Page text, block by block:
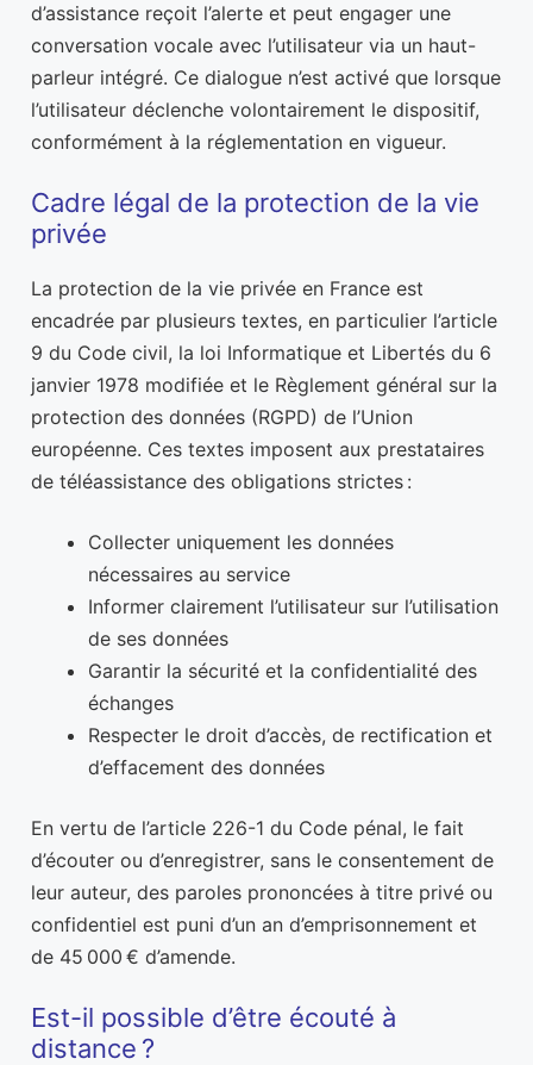
d’assistance reçoit l’alerte et peut engager une
conversation vocale avec l’utilisateur via un haut-
parleur intégré. Ce dialogue n’est activé que lorsque
l’utilisateur déclenche volontairement le dispositif,
conformément à la réglementation en vigueur.
Cadre légal de la protection de la vie
privée
La protection de la vie privée en France est
encadrée par plusieurs textes, en particulier l’article
9 du Code civil, la loi Informatique et Libertés du 6
janvier 1978 modifiée et le Règlement général sur la
protection des données (RGPD) de l’Union
européenne. Ces textes imposent aux prestataires
de téléassistance des obligations strictes :
Collecter uniquement les données
nécessaires au service
Informer clairement l’utilisateur sur l’utilisation
de ses données
Garantir la sécurité et la confidentialité des
échanges
Respecter le droit d’accès, de rectification et
d’effacement des données
En vertu de l’article 226-1 du Code pénal, le fait
d’écouter ou d’enregistrer, sans le consentement de
leur auteur, des paroles prononcées à titre privé ou
confidentiel est puni d’un an d’emprisonnement et
de 45 000 € d’amende.
Est-il possible d’être écouté à
distance ?